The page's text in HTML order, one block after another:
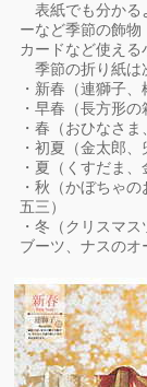
表紙でも分かる
ーなど季節の飾
カードなど使える
季節の折り紙は
・新春（連獅子
・早春（長方形
・春（おひなさま
・初夏（金太郎
・夏（くすだま
・秋（かぼちゃ
五三）
・冬（クリスマ
ブーツ、ナスのオ